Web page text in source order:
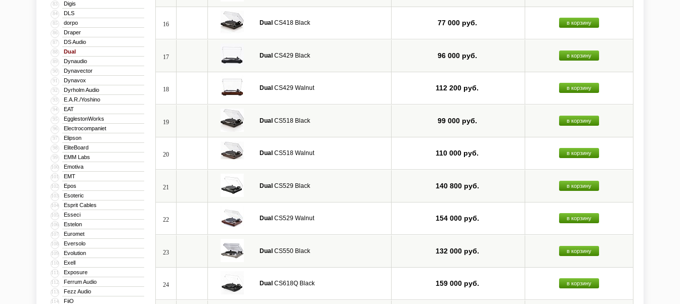
83 Digis
84 DLS
85 dorpo
86 Draper
87 DS Audio
88 Dual
89 Dynaudio
90 Dynavector
91 Dynavox
92 Dyrholm Audio
93 E.A.R./Yoshino
94 EAT
95 EgglestonWorks
96 Electrocompaniet
97 Elipson
98 EliteBoard
99 EMM Labs
100 Emotiva
101 EMT
102 Epos
103 Esoteric
104 Esprit Cables
105 Esseci
106 Estelon
107 Euromet
108 Eversolo
109 Evolution
110 Exell
111 Exposure
112 Ferrum Audio
113 Fezz Audio
114 FiiO
16 Dual CS418 Black 77 000 руб. в корзину
17 Dual CS429 Black 96 000 руб. в корзину
18 Dual CS429 Walnut 112 200 руб. в корзину
19 Dual CS518 Black 99 000 руб. в корзину
20 Dual CS518 Walnut 110 000 руб. в корзину
21 Dual CS529 Black 140 800 руб. в корзину
22 Dual CS529 Walnut 154 000 руб. в корзину
23 Dual CS550 Black 132 000 руб. в корзину
24 Dual CS618Q Black 159 000 руб. в корзину